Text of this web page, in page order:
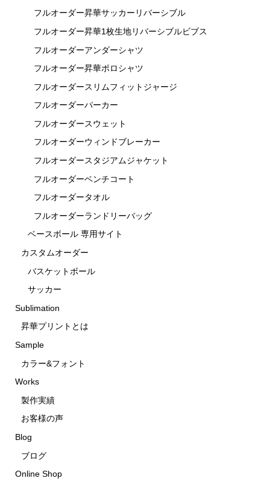
フルオーダー昇華サッカーリバーシブル
フルオーダー昇華1枚生地リバーシブルビブス
フルオーダーアンダーシャツ
フルオーダー昇華ポロシャツ
フルオーダースリムフィットジャージ
フルオーダーパーカー
フルオーダースウェット
フルオーダーウィンドブレーカー
フルオーダースタジアムジャケット
フルオーダーベンチコート
フルオーダータオル
フルオーダーランドリーバッグ
ベースボール 専用サイト
カスタムオーダー
バスケットボール
サッカー
Sublimation
昇華プリントとは
Sample
カラー&フォント
Works
製作実績
お客様の声
Blog
ブログ
Online Shop